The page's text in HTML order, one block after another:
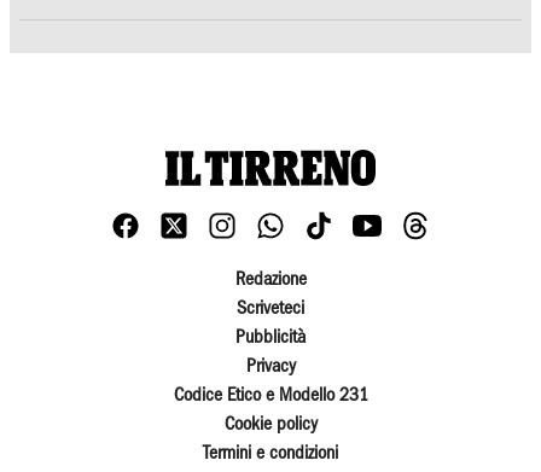
Redazione
Scriveteci
Pubblicità
Privacy
Codice Etico e Modello 231
Cookie policy
Termini e condizioni